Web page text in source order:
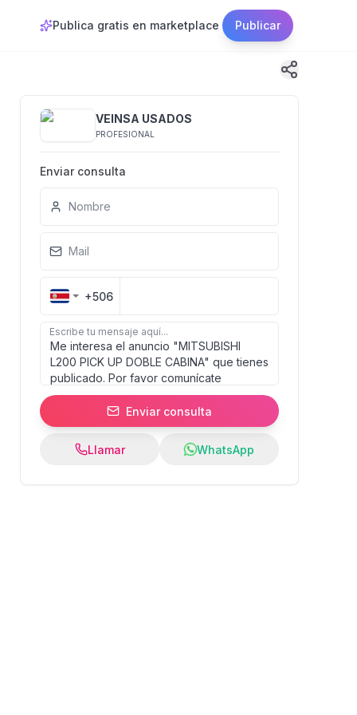
Publica gratis en marketplace Publicar
VEINSA USADOS
PROFESIONAL
Enviar consulta
Nombre
Mail
+506
Escribe tu mensaje aquí...
Enviar consulta
Llamar WhatsApp